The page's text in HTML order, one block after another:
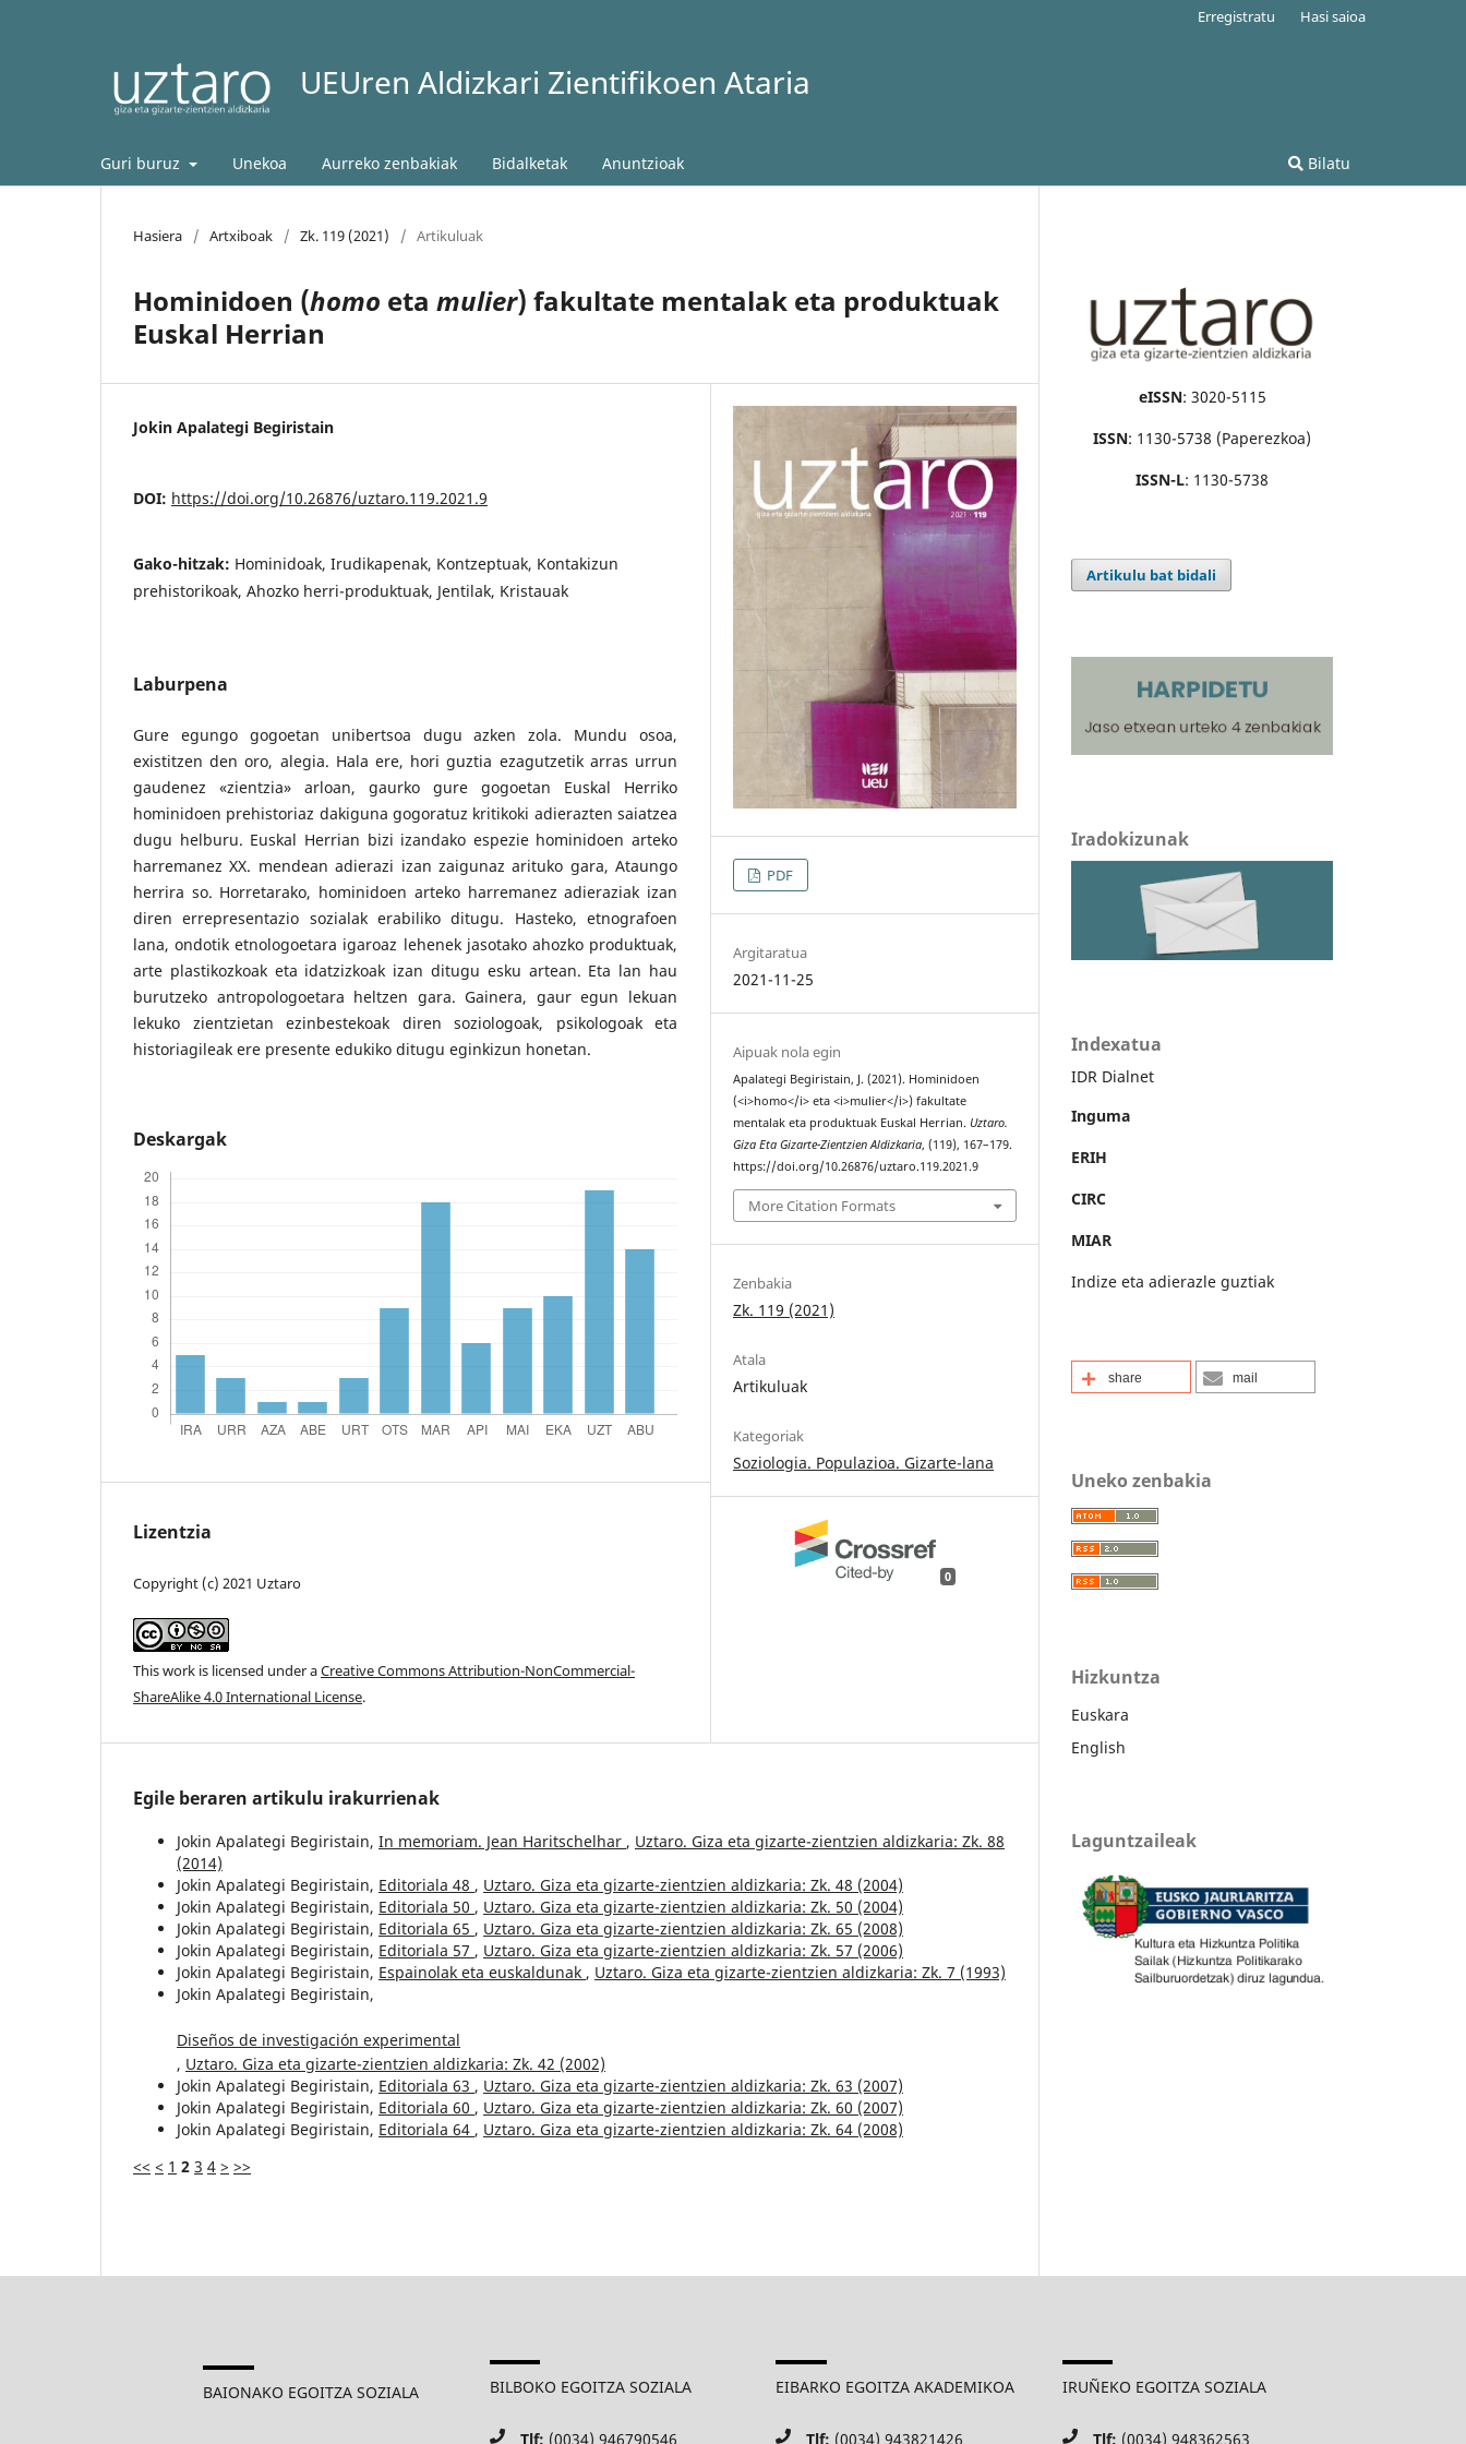
UEUren Aldizkari Zientifikoen Ataria
Guri buruz Unekoa Aurreko zenbakiak Bidalketak Anuntzioak Bilatu
Erregistratu Hasi saioa
Hasiera / Artxiboak / Zk. 119 (2021) / Artikuluak
Hominidoen (homo eta mulier) fakultate mentalak eta produktuak
Euskal Herrian
Jokin Apalategi Begiristain
DOI: https://doi.org/10.26876/uztaro.119.2021.9
Gako-hitzak: Hominidoak, Irudikapenak, Kontzeptuak, Kontakizun
prehistorikoak, Ahozko herri-produktuak, Jentilak, Kristauak
Laburpena
Gure egungo gogoetan unibertsoa dugu azken zola. Mundu osoa,
existitzen den oro, alegia. Hala ere, hori guztia ezagutzetik arras urrun
gaudenez «zientzia» arloan, gaurko gure gogoetan Euskal Herriko
hominidoen prehistoriaz dakiguna gogoratuz kritikoki adierazten saiatzea
dugu helburu. Euskal Herrian bizi izandako espezie hominidoen arteko
harremanez XX. mendean adierazi izan zaigunaz arituko gara, Ataungo
herrira so. Horretarako, hominidoen arteko harremanez adieraziak izan
diren errepresentazio sozialak erabiliko ditugu. Hasteko, etnografoen
lana, ondotik etnologoetara igaroaz lehenek jasotako ahozko produktuak,
arte plastikozkoak eta idatzizkoak izan ditugu esku artean. Eta lan hau
burutzeko antropologoetara heltzen gara. Gainera, gaur egun lekuan
lekuko zientzietan ezinbestekoak diren soziologoak, psikologoak eta
historiagileak ere presente edukiko ditugu eginkizun honetan.
Deskargak
Lizentzia
Copyright (c) 2021 Uztaro
This work is licensed under aCreative Commons Attribution-NonCommercial-
ShareAlike 4.0 International License.
PDF
Argitaratua
2021-11-25
Aipuak nola egin
Apalategi Begiristain, J. (2021). Hominidoen
(<i>homo</i> eta <i>mulier</i>) fakultate
mentalak eta produktuak Euskal Herrian. Uztaro.
Giza Eta Gizarte-Zientzien Aldizkaria, (119), 167–179.
https://doi.org/10.26876/uztaro.119.2021.9
More Citation Formats
Zenbakia
Zk. 119 (2021)
Atala
Artikuluak
Kategoriak
Soziologia. Populazioa. Gizarte-lana
0
Egile beraren artikulu irakurrienak
Jokin Apalategi Begiristain, In memoriam. Jean Haritschelhar , Uztaro. Giza eta gizarte-zientzien aldizkaria: Zk. 88
(2014)
Jokin Apalategi Begiristain, Editoriala 48 , Uztaro. Giza eta gizarte-zientzien aldizkaria: Zk. 48 (2004)
Jokin Apalategi Begiristain, Editoriala 50 , Uztaro. Giza eta gizarte-zientzien aldizkaria: Zk. 50 (2004)
Jokin Apalategi Begiristain, Editoriala 65 , Uztaro. Giza eta gizarte-zientzien aldizkaria: Zk. 65 (2008)
Jokin Apalategi Begiristain, Editoriala 57 , Uztaro. Giza eta gizarte-zientzien aldizkaria: Zk. 57 (2006)
Jokin Apalategi Begiristain, Espainolak eta euskaldunak , Uztaro. Giza eta gizarte-zientzien aldizkaria: Zk. 7 (1993)
Jokin Apalategi Begiristain,
Diseños de investigación experimental
, Uztaro. Giza eta gizarte-zientzien aldizkaria: Zk. 42 (2002)
Jokin Apalategi Begiristain, Editoriala 63 , Uztaro. Giza eta gizarte-zientzien aldizkaria: Zk. 63 (2007)
Jokin Apalategi Begiristain, Editoriala 60 , Uztaro. Giza eta gizarte-zientzien aldizkaria: Zk. 60 (2007)
Jokin Apalategi Begiristain, Editoriala 64 , Uztaro. Giza eta gizarte-zientzien aldizkaria: Zk. 64 (2008)
<< < 1 2 3 4 > >>
eISSN: 3020-5115
ISSN: 1130-5738 (Paperezkoa)
ISSN-L: 1130-5738
Artikulu bat bidali
Iradokizunak
Indexatua
IDR Dialnet
Inguma
ERIH
CIRC
MIAR
Indize eta adierazle guztiak
share mail
Uneko zenbakia
Hizkuntza
Euskara
English
Laguntzaileak
BAIONAKO EGOITZA SOZIALA BILBOKO EGOITZA SOZIALA
Tlf: (0034) 946790546
EIBARKO EGOITZA AKADEMIKOA
Tlf: (0034) 943821426
IRUÑEKO EGOITZA SOZIALA
Tlf: (0034) 948362563